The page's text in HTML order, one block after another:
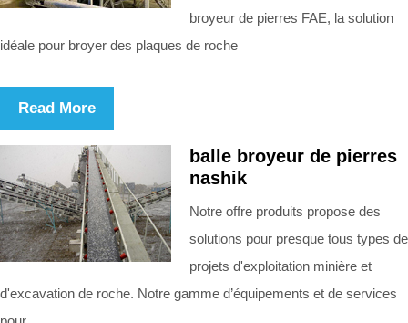
broyeur de pierres FAE, la solution
idéale pour broyer des plaques de roche
Read More
balle broyeur de pierres
nashik
Notre offre produits propose des
solutions pour presque tous types de
projets d'exploitation minière et
d'excavation de roche. Notre gamme d’équipements et de services